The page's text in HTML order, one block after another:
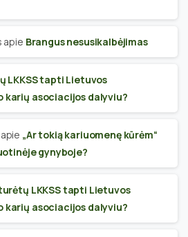
apie Brangus nesusikalbėjimas
LKKSS tapti Lietuvos
karių asociacijos dalyviu?
apie „Ar tokią kariuomenę kūrėm“
gynyboje?
LKKSS tapti Lietuvos
karių asociacijos dalyviu?